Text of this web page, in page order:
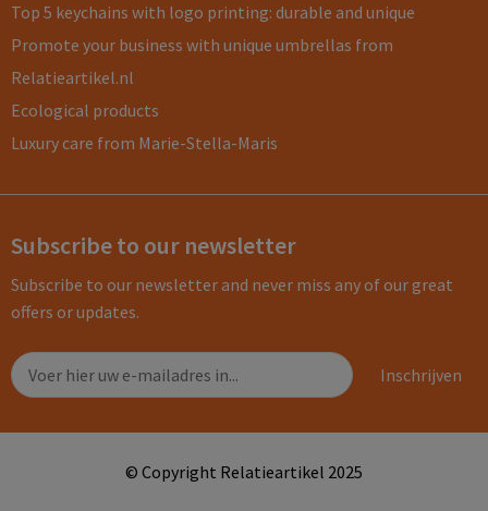
Top 5 keychains with logo printing: durable and unique
Promote your business with unique umbrellas from
Relatieartikel.nl
Ecological products
Luxury care from Marie-Stella-Maris
Subscribe to our newsletter
Subscribe to our newsletter and never miss any of our great
offers or updates.
© Copyright Relatieartikel 2025